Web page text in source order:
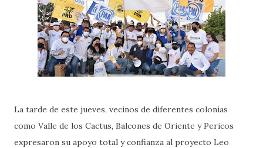
La tarde de este jueves, vecinos de diferentes colonias
como Valle de los Cactus, Balcones de Oriente y Pericos
expresaron su apoyo total y confianza al proyecto Leo